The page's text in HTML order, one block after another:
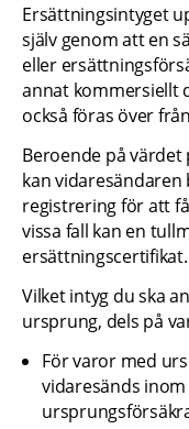
Ersättningsintyget
själv genom att en
eller
annat kommersiellt
också föras över
Beroende på
kan
registrering för att
vissa fall kan en
ersättningscertifikat.
Vilket intyg du ska
ursprung, dels på
För varor med
vidaresänds inom